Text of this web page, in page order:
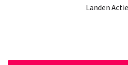
Landen